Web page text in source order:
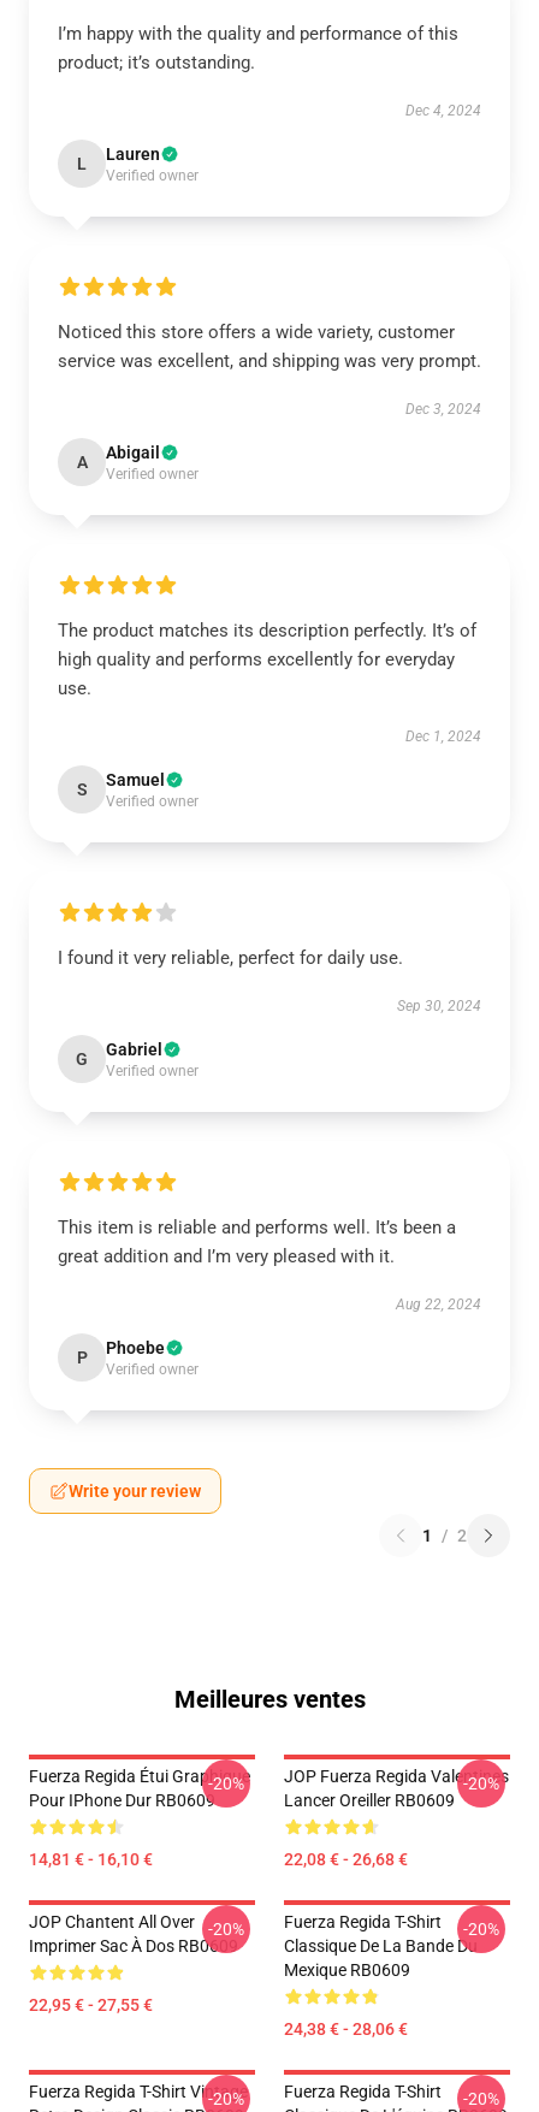
I’m happy with the quality and performance of this
product; it’s outstanding.
Dec 4, 2024
L Lauren
Verified owner
Noticed this store offers a wide variety, customer
service was excellent, and shipping was very prompt.
Dec 3, 2024
A Abigail
Verified owner
The product matches its description perfectly. It’s of
high quality and performs excellently for everyday
use.
Dec 1, 2024
S Samuel
Verified owner
I found it very reliable, perfect for daily use.
Sep 30, 2024
G Gabriel
Verified owner
This item is reliable and performs well. It’s been a
great addition and I’m very pleased with it.
Aug 22, 2024
P Phoebe
Verified owner
Write your review
1 / 2
Meilleures ventes
Fuerza Regida Étui Graphique
Pour IPhone Dur RB0609
14,81 € - 16,10 €
-20%
JOP Fuerza Regida Valentines
Lancer Oreiller RB0609
22,08 € - 26,68 €
-20%
JOP Chantent All Over
Imprimer Sac À Dos RB0609
22,95 € - 27,55 €
-20%
Fuerza Regida T-Shirt
Classique De La Bande Du
Mexique RB0609
24,38 € - 28,06 €
-20%
Fuerza Regida T-Shirt Vintage
-20%
Fuerza Regida T-Shirt
-20%